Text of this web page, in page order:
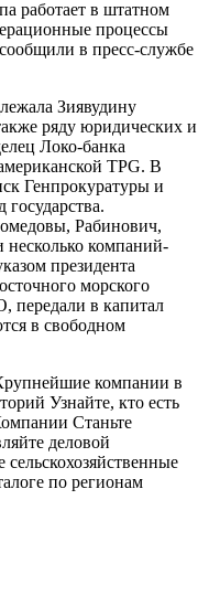
работает в штатном
процессы
в пресс-службе
Зиявудину
ряду юридических и
Локо-банка
TPG. В
Генпрокуратуры и
Рабинович,
несколько компаний-
президента
морского
передали в капитал
в свободном
компании в
Узнайте, кто есть
Станьте
деловой
по регионам